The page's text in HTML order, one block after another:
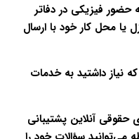
حضور فیزیکی در دفاتر
یا محل کار خود با ارسال
نیاز داشتید به خدمات
حقوقی آنلاین پشتیبانی